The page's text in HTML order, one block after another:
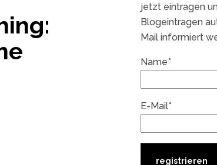
jetzt eintragen
Blogeintragen
Mail informiert
Name*
E-Mail*